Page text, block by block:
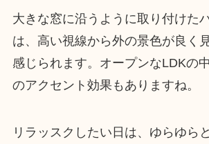
大きな窓に沿うように取り付けた
は、高い視線から外の景色が良く
感じられます。オープンなLDKの
のアクセント効果もありますね。
リラッスクしたい日は、ゆらゆら